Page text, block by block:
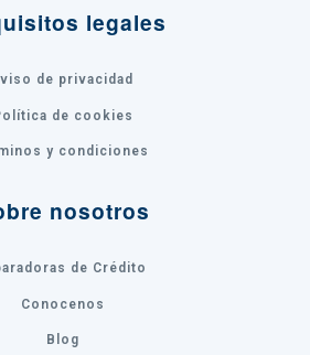
legales
de privacidad
de cookies
y condiciones
nosotros
de Crédito
Conocenos
Blog